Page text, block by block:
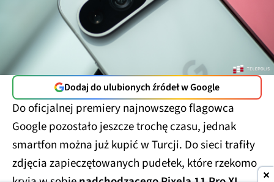
Dodaj do ulubionych źródeł w Google
Do oficjalnej premiery najnowszego flagowca
Google pozostało jeszcze trochę czasu, jednak
smartfon można już kupić w Turcji. Do sieci trafiły
zdjęcia zapieczętowanych pudełek, które rzekomo